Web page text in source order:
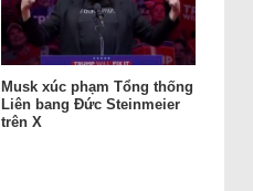
Musk xúc phạm Tổng thống
Liên bang Đức Steinmeier
trên X